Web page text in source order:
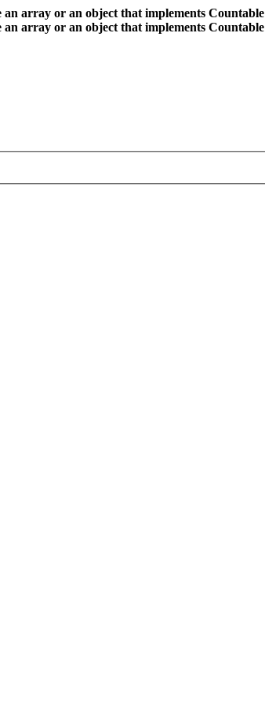
an array or an object that implements Countable
an array or an object that implements Countable